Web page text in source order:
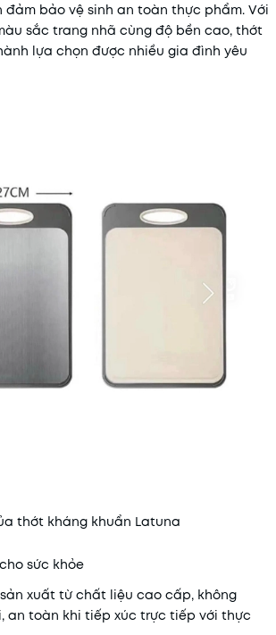
đảm bảo vệ sinh an toàn thực phẩm. Với
sắc trang nhã cùng độ bền cao, thớt
lựa chọn được nhiều gia đình yêu
thớt kháng khuẩn Latuna
sức khỏe
xuất từ chất liệu cao cấp, không
an toàn khi tiếp xúc trực tiếp với thực